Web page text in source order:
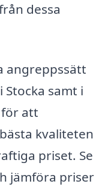
dessa
angreppssätt
samt i
att
kvaliteten
priset. Se
jämföra priser